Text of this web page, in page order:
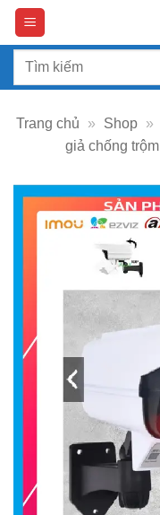
Skip
content
Search
Trang chủ » Shop »
giả chống trộm